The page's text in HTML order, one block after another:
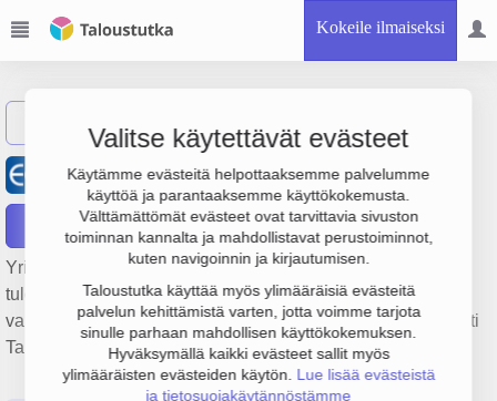
Kokeile ilmaiseksi
Valitse käytettävät evästeet
Käytämme evästeitä helpottaaksemme palvelumme
käyttöä ja parantaaksemme käyttökokemusta.
Välttämättömät evästeet ovat tarvittavia sivuston
toiminnan kannalta ja mahdollistavat perustoiminnot,
kuten navigoinnin ja kirjautumisen.
Taloustutka käyttää myös ylimääräisiä evästeitä
palvelun kehittämistä varten, jotta voimme tarjota
sinulle parhaan mahdollisen käyttökokemuksen.
Hyväksymällä kaikki evästeet sallit myös
ylimääräisten evästeiden käytön. Lue lisää evästeistä
ja tietosuojakäytännöstämme
EC Electro Center Oy
Raportit
Yrityksen EC Electro Center Oy liikevaihto on 26.6 milj. € ja
tulos 773 000 €. Sen päätoimiala on Sähkönjakelu- ja
valvontalaitteiden valmistus, perustamisvuosi 2009 ja sijainti
Tampere. Yrityksen yhtiömuoto Osakeyhtiö (OY).